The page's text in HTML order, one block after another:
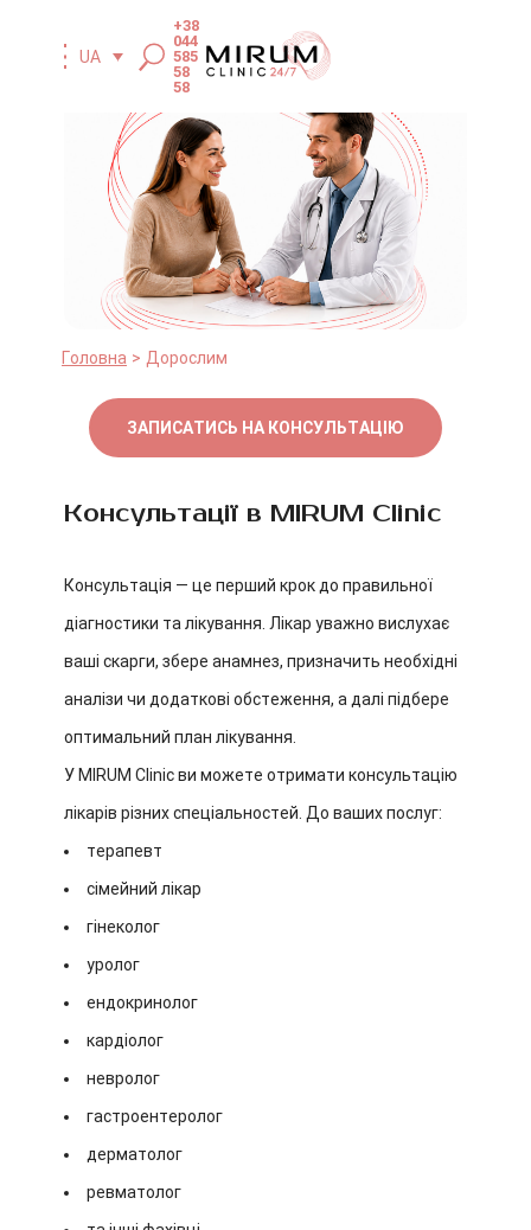
UA
+38
044
585
58
58
Головна Дорослим
ЗАПИСАТИСЬ НА КОНСУЛЬТАЦІЮ
Консультації в MIRUM Clinic
Консультація — це перший крок до правильної
діагностики та лікування. Лікар уважно вислухає
ваші скарги, збере анамнез, призначить необхідні
аналізи чи додаткові обстеження, а далі підбере
оптимальний план лікування.
У MIRUM Clinic ви можете отримати консультацію
лікарів різних спеціальностей. До ваших послуг:
терапевт
сімейний лікар
гінеколог
уролог
ендокринолог
кардіолог
невролог
гастроентеролог
дерматолог
ревматолог